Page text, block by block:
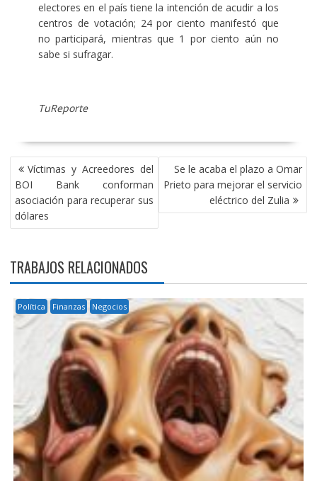
electores en el país tiene la intención de acudir a los
centros de votación; 24 por ciento manifestó que
no participará, mientras que 1 por ciento aún no
sabe si sufragar.
TuReporte
NAVEGACIÓN
DE
ENTRADAS
Víctimas y Acreedores del
BOI Bank conforman
asociación para recuperar sus
dólares
Se le acaba el plazo a Omar
Prieto para mejorar el servicio
eléctrico del Zulia
TRABAJOS RELACIONADOS
Política Finanzas Negocios